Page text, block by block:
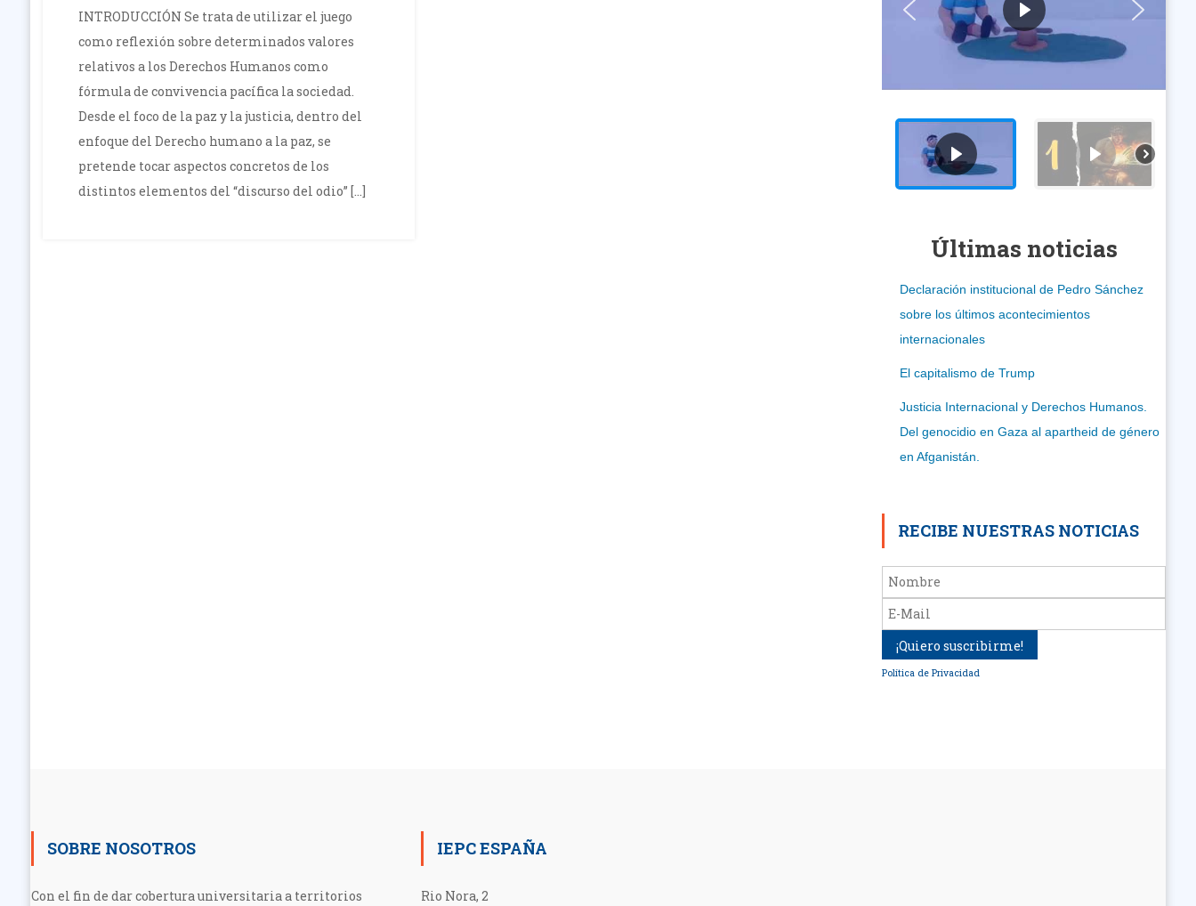
INTRODUCCIÓN Se trata de utilizar el juego
como reflexión sobre determinados valores
relativos a los Derechos Humanos como
fórmula de convivencia pacífica la sociedad.
Desde el foco de la paz y la justicia, dentro del
enfoque del Derecho humano a la paz, se
pretende tocar aspectos concretos de los
distintos elementos del “discurso del odio” […]
Últimas noticias
Declaración institucional de Pedro Sánchez
sobre los últimos acontecimientos
internacionales
El capitalismo de Trump
Justicia Internacional y Derechos Humanos.
Del genocidio en Gaza al apartheid de género
en Afganistán.
RECIBE NUESTRAS NOTICIAS
Política de Privacidad
SOBRE NOSOTROS
Con el fin de dar cobertura universitaria a territorios
IEPC ESPAÑA
Rio Nora, 2